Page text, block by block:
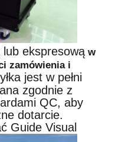
lub ekspresowąw
zamówienia i
jest w pełni
zgodnie z
QC, aby
dotarcie.
Guide Visual